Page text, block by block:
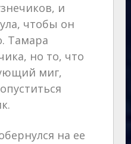
и
чтобы он
Тамара
но то, что
миг,
на ее